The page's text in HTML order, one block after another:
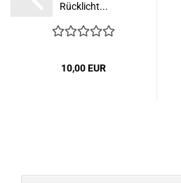
Rücklicht...
10,00 EUR